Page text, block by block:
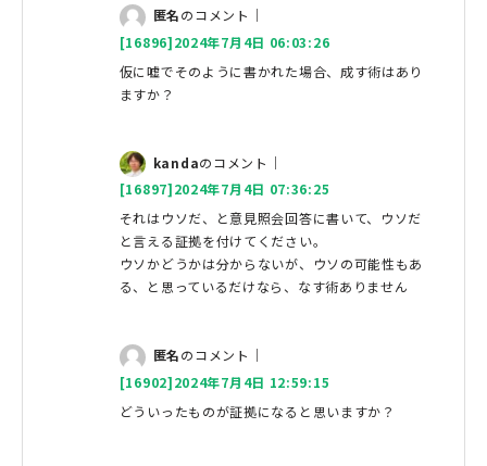
匿名のコメント｜
[16896]2024年7月4日 06:03:26
仮に嘘でそのように書かれた場合、成す術はあり
ますか？
kandaのコメント｜
[16897]2024年7月4日 07:36:25
それはウソだ、と意見照会回答に書いて、ウソだ
と言える証拠を付けてください。
ウソかどうかは分からないが、ウソの可能性もあ
る、と思っているだけなら、なす術ありません
匿名のコメント｜
[16902]2024年7月4日 12:59:15
どういったものが証拠になると思いますか？